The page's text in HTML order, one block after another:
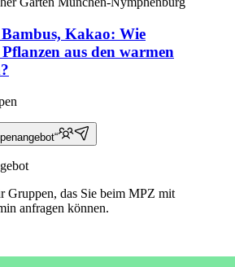
Kakao: Wie
aus den warmen
Gruppen, das Sie beim MPZ mit
anfragen können.